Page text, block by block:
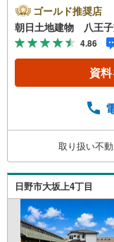
そ叶う、統一
バザール会
用意してお
来場ください
にお問合せ
たことのな
ご案内時に
でお待ち合
ご希望があ
どもご案内
（株）八王
ゴールド推奨店
朝日土地建物 八王
4.86
資
取り扱い不
日野市大坂上4丁目